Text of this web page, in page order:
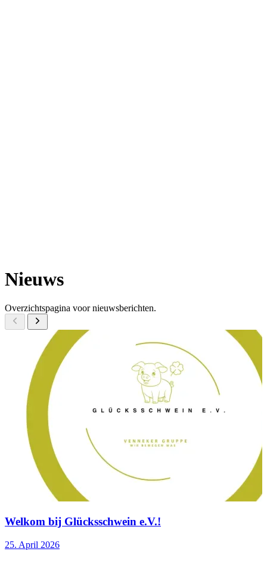
Nieuws
Overzichtspagina voor nieuwsberichten.
Welkom bij Glücksschwein e.V.!
25. April 2026